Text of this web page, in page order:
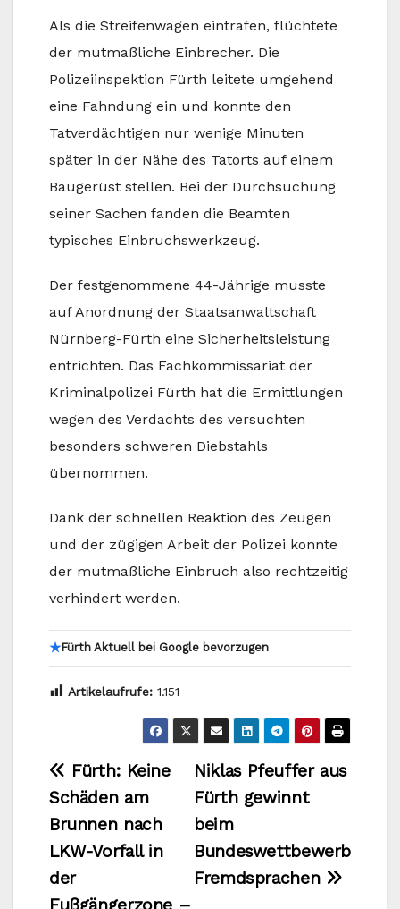
Als die Streifenwagen eintrafen, flüchtete
der mutmaßliche Einbrecher. Die
Polizeiinspektion Fürth leitete umgehend
eine Fahndung ein und konnte den
Tatverdächtigen nur wenige Minuten
später in der Nähe des Tatorts auf einem
Baugerüst stellen. Bei der Durchsuchung
seiner Sachen fanden die Beamten
typisches Einbruchswerkzeug.
Der festgenommene 44-Jährige musste
auf Anordnung der Staatsanwaltschaft
Nürnberg-Fürth eine Sicherheitsleistung
entrichten. Das Fachkommissariat der
Kriminalpolizei Fürth hat die Ermittlungen
wegen des Verdachts des versuchten
besonders schweren Diebstahls
übernommen.
Dank der schnellen Reaktion des Zeugen
und der zügigen Arbeit der Polizei konnte
der mutmaßliche Einbruch also rechtzeitig
verhindert werden.
★Fürth Aktuell bei Google bevorzugen
Artikelaufrufe: 1.151
Beitragsnavigation
Niklas Pfeuffer aus
Fürth gewinnt
beim
Bundeswettbewerb
Fremdsprachen
Fürth: Keine
Schäden am
Brunnen nach
LKW-Vorfall in
der
Fußgängerzone –